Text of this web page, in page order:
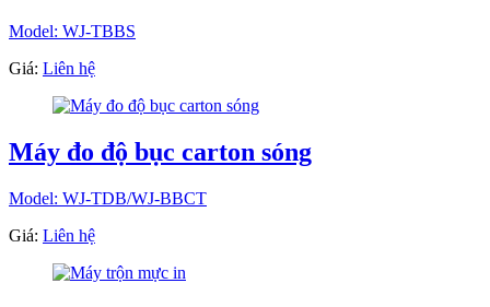
Model: WJ-TBBS
Giá: Liên hệ
Máy đo độ bục carton sóng
Model: WJ-TDB/WJ-BBCT
Giá: Liên hệ